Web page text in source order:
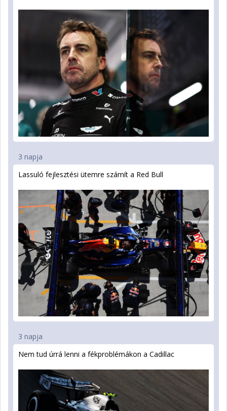
3 napja
Lassuló fejlesztési ütemre számít a Red Bull
3 napja
Nem tud úrrá lenni a fékproblémákon a Cadillac